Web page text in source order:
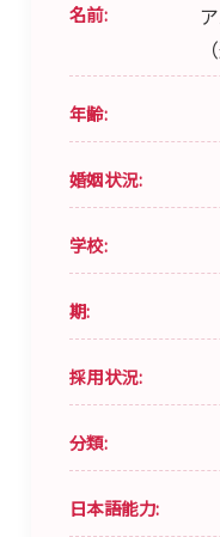
名前:
年齢:
婚姻状況:
学校:
期:
採用状況:
分類:
日本語能力: